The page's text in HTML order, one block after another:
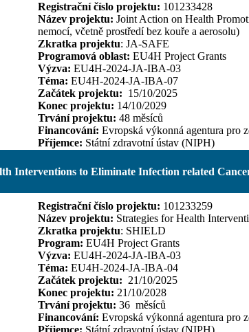
Registrační číslo projektu: 101233428
Název projektu: Joint Action on Health
nemocí, včetně prostředí bez kouře a aerosolu)
Zkratka projektu: JA-SAFE
Programová oblast: EU4H Project Grants
Výzva: EU4H-2024-JA-IBA-03
Téma: EU4H-2024-JA-IBA-07
Začátek projektu: 15/10/2025
Konec projektu: 14/10/2029
Trvání projektu: 48 měsíců
Financování: Evropská výkonná agentura pro
Příjemce: Státní zdravotní ústav (NIPH)
Interventions to Eliminate Infection related
Registrační číslo projektu: 101233259
Název projektu: Strategies for Health
Zkratka projektu: SHIELD
Program: EU4H Project Grants
Výzva: EU4H-2024-JA-IBA-03
Téma: EU4H-2024-JA-IBA-04
Začátek projektu: 21/10/2025
Konec projektu: 21/10/2028
Trvání projektu: 36 měsíců
Financování: Evropská výkonná agentura pro